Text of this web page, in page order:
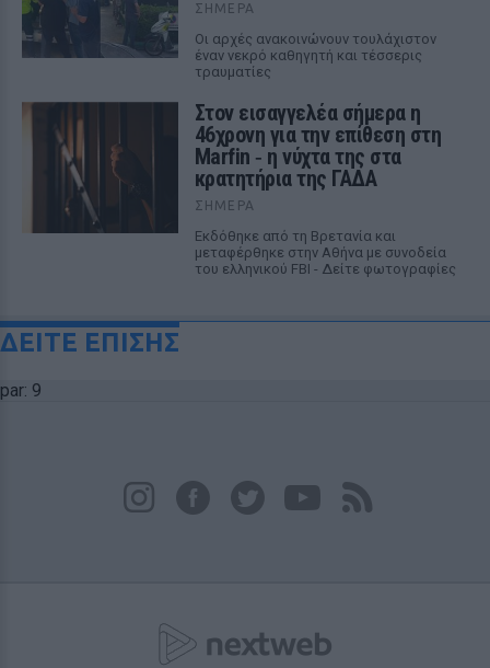
ΣΉΜΕΡΑ
Οι αρχές ανακοινώνουν τουλάχιστον
έναν νεκρό καθηγητή και τέσσερις
τραυματίες
Στον εισαγγελέα σήμερα η
46χρονη για την επίθεση στη
Marfin ‑ η νύχτα της στα
κρατητήρια της ΓΑΔΑ
ΣΉΜΕΡΑ
Εκδόθηκε από τη Βρετανία και
μεταφέρθηκε στην Αθήνα με συνοδεία
του ελληνικού FBI - Δείτε φωτογραφίες
ΔΕΙΤΕ ΕΠΙΣΗΣ
par: 9